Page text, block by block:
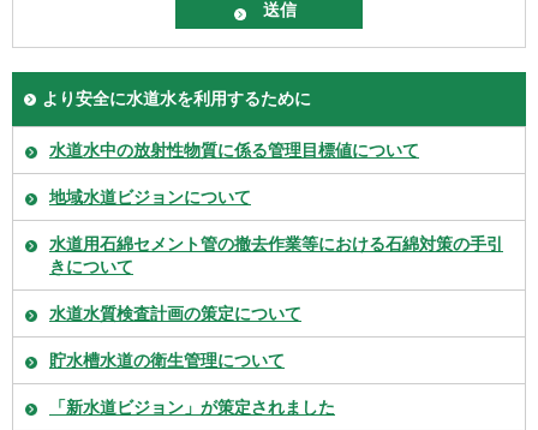
より安全に水道水を利用するために
水道水中の放射性物質に係る管理目標値について
地域水道ビジョンについて
水道用石綿セメント管の撤去作業等における石綿対策の手引
きについて
水道水質検査計画の策定について
貯水槽水道の衛生管理について
「新水道ビジョン」が策定されました